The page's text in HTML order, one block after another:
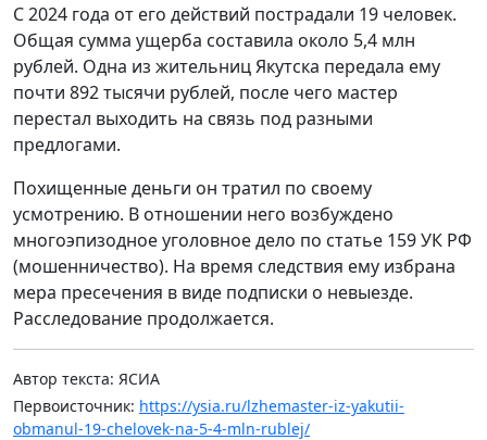
С 2024 года от его действий пострадали 19 человек.
Общая сумма ущерба составила около 5,4 млн
рублей. Одна из жительниц Якутска передала ему
почти 892 тысячи рублей, после чего мастер
перестал выходить на связь под разными
предлогами.
Похищенные деньги он тратил по своему
усмотрению. В отношении него возбуждено
многоэпизодное уголовное дело по статье 159 УК РФ
(мошенничество). На время следствия ему избрана
мера пресечения в виде подписки о невыезде.
Расследование продолжается.
Автор текста: ЯСИА
Первоисточник: https://ysia.ru/lzhemaster-iz-yakutii-
obmanul-19-chelovek-na-5-4-mln-rublej/